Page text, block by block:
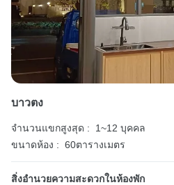
บาวตง
จำนวนแขกสูงสุด :
1~12 บุคคล
ขนาดห้อง : 60ตารางเมตร
สิ่งอำนวยความสะดวกในห้องพัก